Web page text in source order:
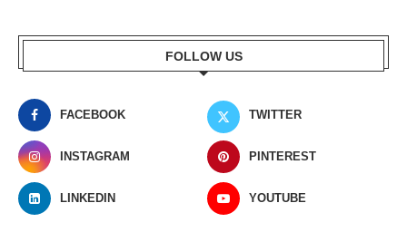
FOLLOW US
FACEBOOK TWITTER
INSTAGRAM PINTEREST
LINKEDIN YOUTUBE